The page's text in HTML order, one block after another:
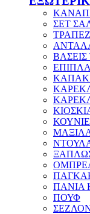
ΣΕΤ
ΕΠΙΠΛΑ
ΠΑΝΙΑ
ΠΟΥΦ